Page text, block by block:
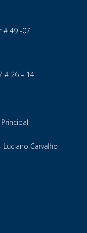
# 49 -07
# 26 – 14
Luciano Carvalho